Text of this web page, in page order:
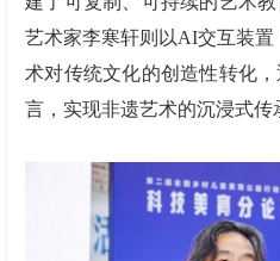
艺术家李寒轩则以AI交互装置
术对传统文化的创造性转化
言，实现非遗艺术的沉浸式传